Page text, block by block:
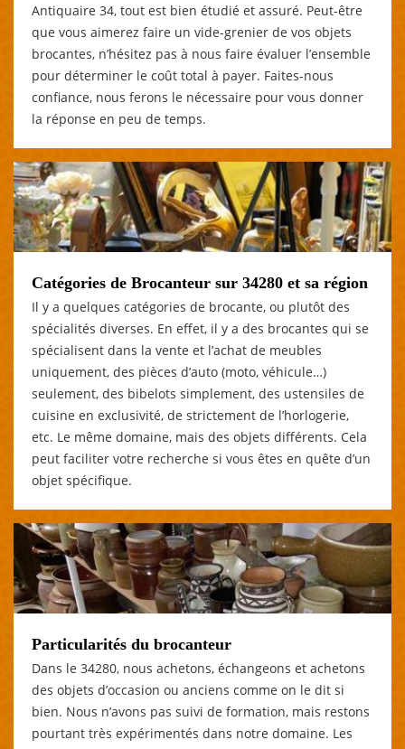
Antiquaire 34, tout est bien étudié et assuré. Peut-être
que vous aimerez faire un vide-grenier de vos objets
brocantes, n’hésitez pas à nous faire évaluer l’ensemble
pour déterminer le coût total à payer. Faites-nous
confiance, nous ferons le nécessaire pour vous donner
la réponse en peu de temps.
Catégories de Brocanteur sur 34280 et sa région
Il y a quelques catégories de brocante, ou plutôt des
spécialités diverses. En effet, il y a des brocantes qui se
spécialisent dans la vente et l’achat de meubles
uniquement, des pièces d’auto (moto, véhicule…)
seulement, des bibelots simplement, des ustensiles de
cuisine en exclusivité, de strictement de l’horlogerie,
etc. Le même domaine, mais des objets différents. Cela
peut faciliter votre recherche si vous êtes en quête d’un
objet spécifique.
Particularités du brocanteur
Dans le 34280, nous achetons, échangeons et achetons
des objets d’occasion ou anciens comme on le dit si
bien. Nous n’avons pas suivi de formation, mais restons
pourtant très expérimentés dans notre domaine. Les